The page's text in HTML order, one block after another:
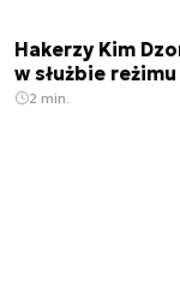
Hakerzy Kim
w służbie reżimu
2 min.